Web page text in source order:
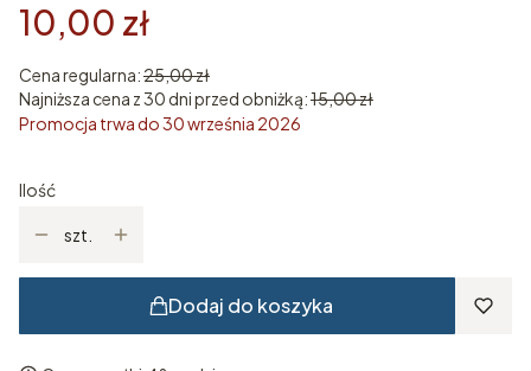
10,00 zł
Cena regularna:25,00 zł
Najniższa cena z 30 dni przed obniżką:15,00 zł
Promocja trwa do 30 września 2026
Ilość
szt.
Dodaj do koszyka